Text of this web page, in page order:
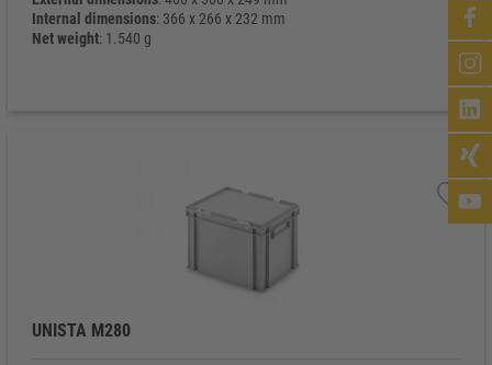
Internal dimensions: 366 x 266 x 232 mm
Net weight: 1.540 g
UNISTA M280